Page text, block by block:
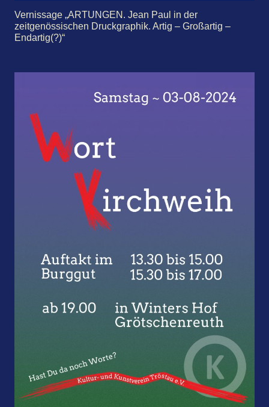
Vernissage „ARTUNGEN. Jean Paul in der
zeitgenössischen Druckgraphik. Artig – Großartig –
Endartig(?)“